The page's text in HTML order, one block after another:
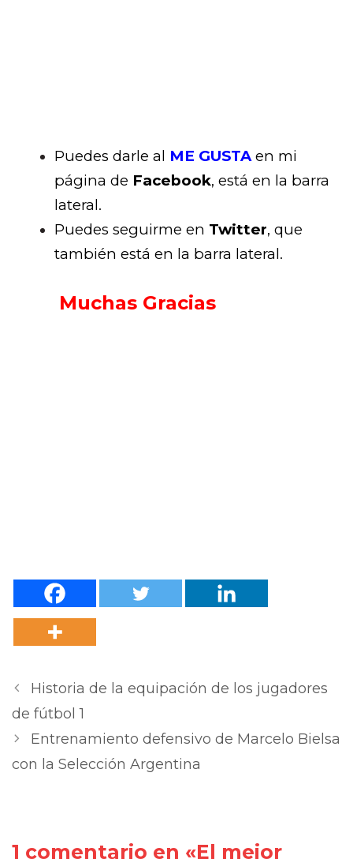
Puedes darle al ME GUSTAen mi
página de Facebook, está en la barra
lateral.
Puedes seguirme en Twitter, que
también está en la barra lateral.
Muchas Gracias
Historia de la equipación de los jugadores
de fútbol 1
Entrenamiento defensivo de Marcelo Bielsa
con la Selección Argentina
1 comentario en «El mejor